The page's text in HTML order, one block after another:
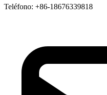
Teléfono: +86-18676339818